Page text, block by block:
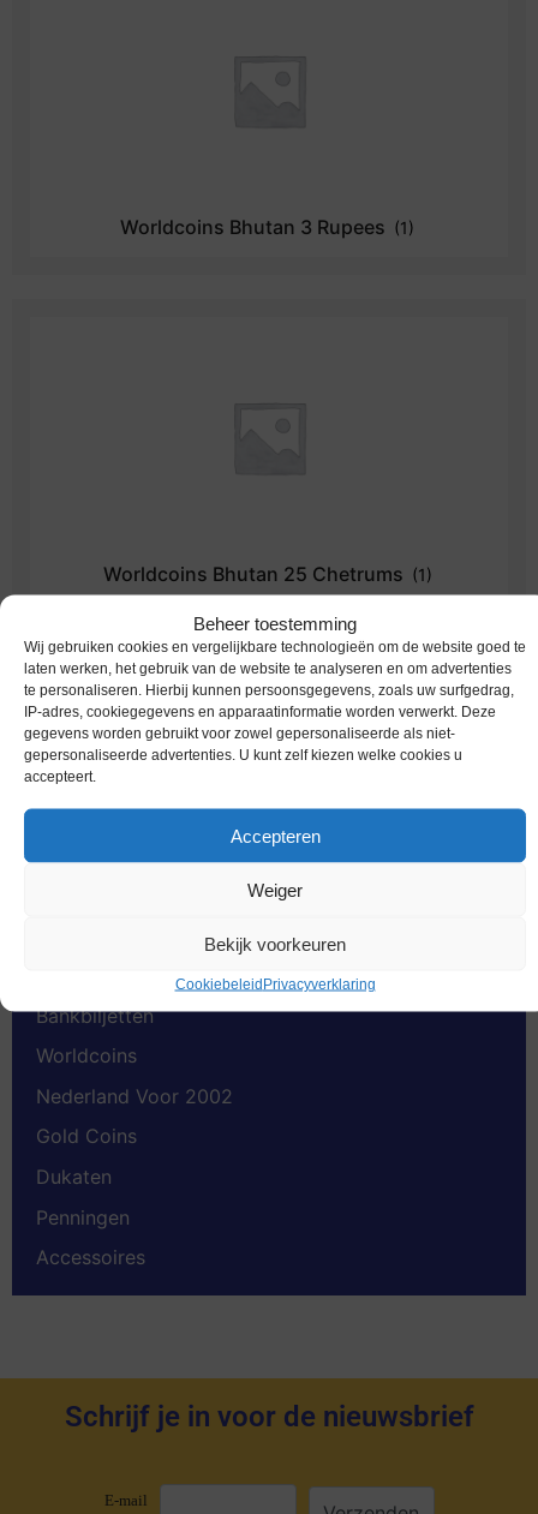
Beheer toestemming
Wij gebruiken cookies en vergelijkbare technologieën om de website goed te
laten werken, het gebruik van de website te analyseren en om advertenties
te personaliseren. Hierbij kunnen persoonsgegevens, zoals uw surfgedrag,
IP-adres, cookiegegevens en apparaatinformatie worden verwerkt. Deze
gegevens worden gebruikt voor zowel gepersonaliseerde als niet-
gepersonaliseerde advertenties. U kunt zelf kiezen welke cookies u
accepteert.
Accepteren
Weiger
Bekijk voorkeuren
CookiebeleidPrivacyverklaring
Worldcoins Bhutan 3 Rupees (1)
Worldcoins Bhutan 25 Chetrums (1)
Terug naar vorige pagina
Productcategorieën
Speciale 2 euromunten
Bankbiljetten
Worldcoins
Nederland Voor 2002
Gold Coins
Dukaten
Penningen
Accessoires
Schrijf je in voor de nieuwsbrief
E-mail